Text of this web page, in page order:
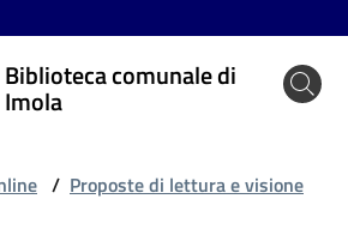
Biblioteca comunale di
Imola
/ Proposte di lettura e visione